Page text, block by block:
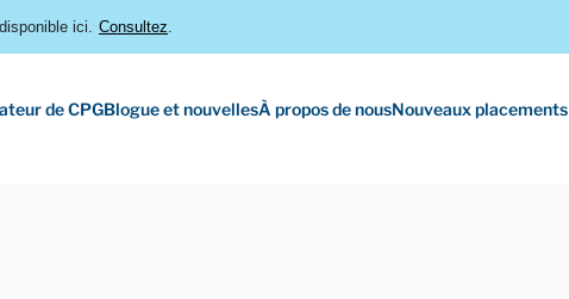
ici. Consultez.
de CPGBlogue et nouvellesÀ propos de nousNouveaux placements